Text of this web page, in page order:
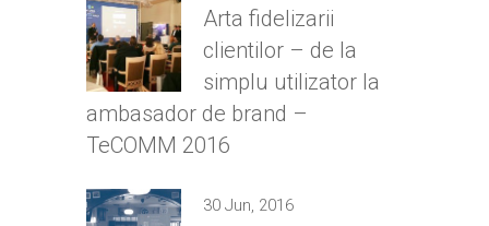
Arta fidelizarii
clientilor – de la
simplu utilizator la
ambasador de brand –
TeCOMM 2016
30 Jun, 2016